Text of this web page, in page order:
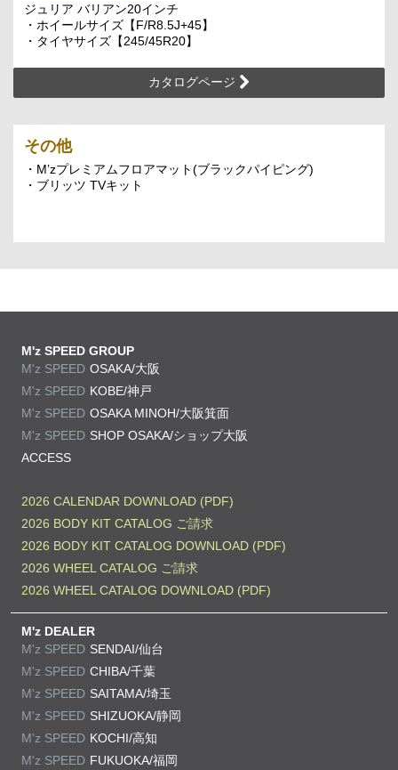
ジュリア バリアン20インチ
・ホイールサイズ【F/R8.5J+45】
・タイヤサイズ【245/45R20】
カタログページ
その他
・M’zプレミアムフロアマット(ブラックパイピング)
・ブリッツ TVキット
M'z SPEED GROUP
M'z SPEED OSAKA/大阪
M'z SPEED KOBE/神戸
M'z SPEED OSAKA MINOH/大阪箕面
M'z SPEED SHOP OSAKA/ショップ大阪
ACCESS
2026 CALENDAR DOWNLOAD (PDF)
2026 BODY KIT CATALOG ご請求
2026 BODY KIT CATALOG DOWNLOAD (PDF)
2026 WHEEL CATALOG ご請求
2026 WHEEL CATALOG DOWNLOAD (PDF)
M'z DEALER
M'z SPEED SENDAI/仙台
M'z SPEED CHIBA/千葉
M'z SPEED SAITAMA/埼玉
M'z SPEED SHIZUOKA/静岡
M'z SPEED KOCHI/高知
M'z SPEED FUKUOKA/福岡